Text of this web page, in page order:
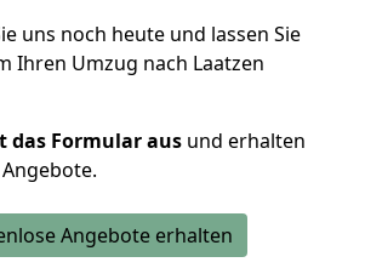
uns noch heute und lassen Sie
Ihren Umzug nach Laatzen
das Formular aus und erhalten
Angebote erhalten